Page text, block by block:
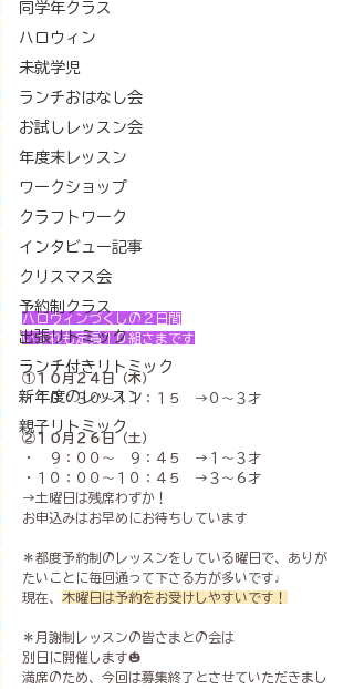
同学年クラス
ハロウィン
未就学児
ランチおはなし会
お試しレッスン会
年度末レッスン
ワークショップ
クラフトワーク
インタビュー記事
クリスマス会
予約制クラス
出張リトミック
ランチ付きリトミック
新年度のレッスン
親子リトミック
ハロウィンづくしの２日間
いずれも定員１０組さまです
①１０月２４日（木）
・１０：３０〜１１：１５　→０〜３才
②１０月２６日（土）
・　９：００〜　９：４５　→１〜３才
・１０：００〜１０：４５　→３〜６才
→土曜日は残席わずか！
お申込みはお早めにお待ちしています
＊都度予約制のレッスンをしている曜日で、ありが
たいことに毎回通って下さる方が多いです♩
現在、 木曜日は予約をお受けしやすいです！
＊月謝制レッスンの皆さまとの会は
別日に開催します🎃
満席のため、今回は募集終了とさせていただきまし